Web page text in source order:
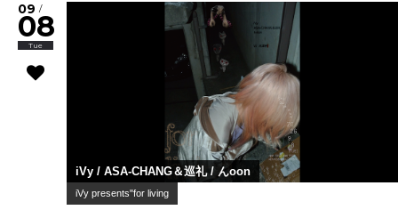
09 /
08
Tue
iVy / ASA-CHANG＆巡礼 / んoon
iVy presents"for living